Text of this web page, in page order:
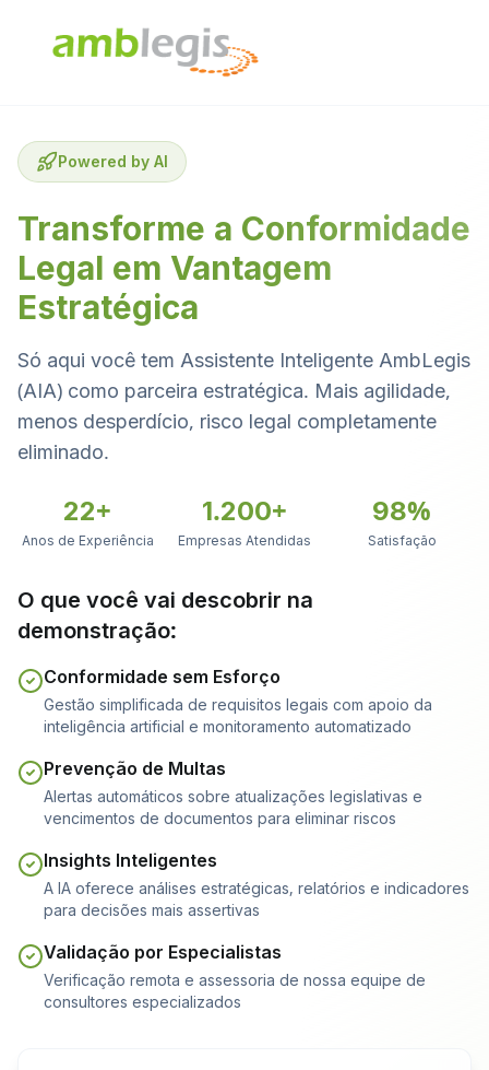
Powered by AI
Transforme a Conformidade
Legal em Vantagem
Estratégica
Só aqui você tem Assistente Inteligente AmbLegis
(AIA) como parceira estratégica. Mais agilidade,
menos desperdício, risco legal completamente
eliminado.
22+
Anos de Experiência
1.200+
Empresas Atendidas
98%
Satisfação
O que você vai descobrir na
demonstração:
Conformidade sem Esforço
Gestão simplificada de requisitos legais com apoio da
inteligência artificial e monitoramento automatizado
Prevenção de Multas
Alertas automáticos sobre atualizações legislativas e
vencimentos de documentos para eliminar riscos
Insights Inteligentes
A IA oferece análises estratégicas, relatórios e indicadores
para decisões mais assertivas
Validação por Especialistas
Verificação remota e assessoria de nossa equipe de
consultores especializados